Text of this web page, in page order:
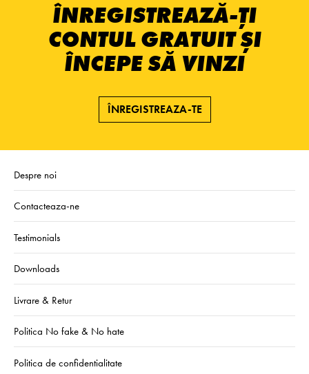
ÎNREGISTREAZĂ-ȚI
CONTUL GRATUIT ȘI
ÎNCEPE SĂ VINZI
ÎNREGISTREAZA-TE
Despre noi
Contacteaza-ne
Testimonials
Downloads
Livrare & Retur
Politica No fake & No hate
Politica de confidentialitate